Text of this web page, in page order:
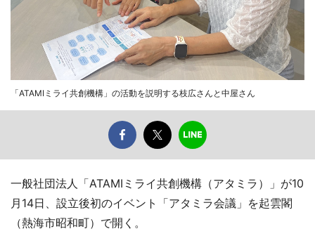
「ATAMIミライ共創機構」の活動を説明する枝広さんと中屋さん
一般社団法人「ATAMIミライ共創機構（アタミラ）」が10
月14日、設立後初のイベント「アタミラ会議」を起雲閣
（熱海市昭和町）で開く。